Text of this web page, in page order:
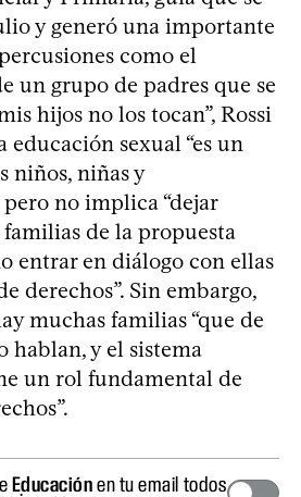
y generó una importante
como el
un grupo de padres que se
hijos no los tocan”, Rossi
educación sexual “es un
niños, niñas y
pero no implica “dejar
de la propuesta
entrar en diálogo con ellas
derechos”. Sin embargo,
muchas familias “que de
hablan, y el sistema
un rol fundamental de
Educaciónen tu email todos